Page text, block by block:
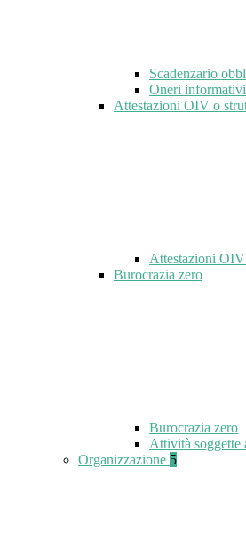
Scadenzario
Oneri
Attestazioni OIV o
Attestazioni OIV
Burocrazia zero
Burocrazia zero
Attività soggette
Organizzazione 5